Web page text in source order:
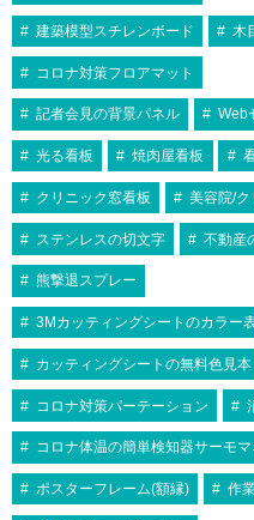
建築模型スチレンボード 木
コロナ対策フロアマット
記者会見の背景パネル Web
光る看板 焼肉屋看板
クリニック窓看板 美容院/
ステンレスの切文字 不動産
熊撃退スプレー
3Mカッティングシートのカラー
カッティングシートの無料色見本
コロナ対策パーテーション
コロナ体温の簡単検知器サーモ
ポスターフレーム(額縁) 作